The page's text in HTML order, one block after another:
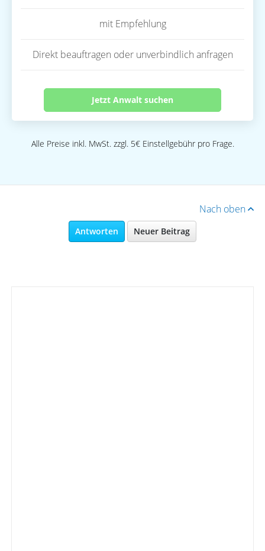
mit Empfehlung
Direkt beauftragen oder unverbindlich anfragen
Jetzt Anwalt suchen
Alle Preise inkl. MwSt. zzgl. 5€ Einstellgebühr pro Frage.
Nach oben
Antworten Neuer Beitrag